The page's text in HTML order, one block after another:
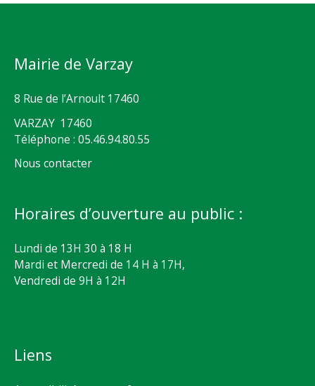
Mairie de Varzay
8 Rue de l’Arnoult 17460
VARZAY 17460
Téléphone : 05.46.94.80.55
Nous contacter
Horaires d’ouverture au public :
Lundi de 13H 30 à 18 H
Mardi et Mercredi de 14 H à 17H,
Vendredi de 9H à 12H
Liens